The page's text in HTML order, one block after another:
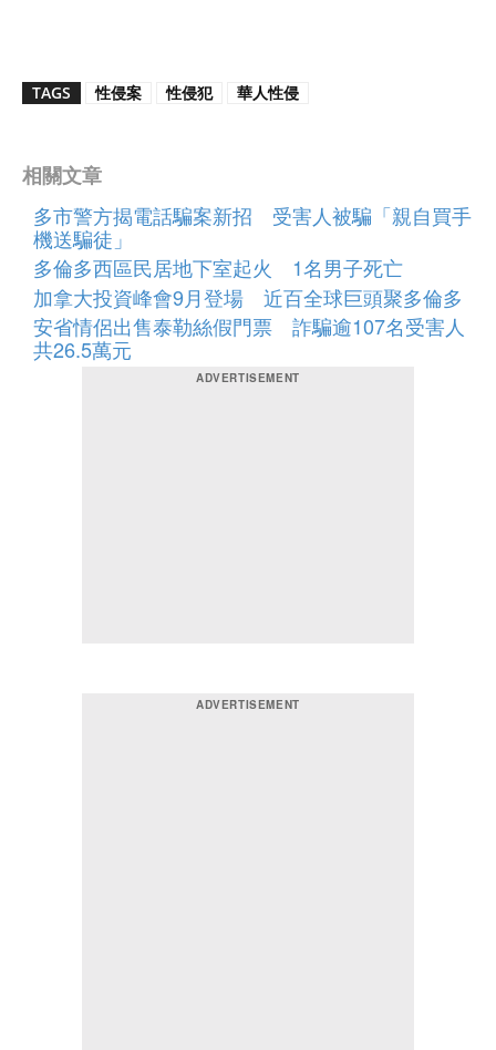
TAGS 性侵案 性侵犯 華人性侵
相關文章
多市警方揭電話騙案新招 受害人被騙「親自買手
機送騙徒」
多倫多西區民居地下室起火 1名男子死亡
加拿大投資峰會9月登場 近百全球巨頭聚多倫多
安省情侶出售泰勒絲假門票 詐騙逾107名受害人
共26.5萬元